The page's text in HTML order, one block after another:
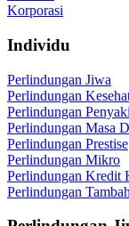
Korporasi
Individu
Perlindungan Jiwa
Perlindungan
Perlindungan
Perlindungan Masa
Perlindungan Prestise
Perlindungan Mikro
Perlindungan Kredit
Perlindungan